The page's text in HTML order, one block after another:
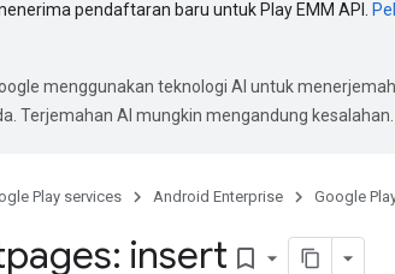
pendaftaran baru untuk Play EMM API.
menggunakan teknologi AI untuk
Terjemahan AI mungkin mengandung kesalahan.
Play services Android Enterprise Google
insert bookmark_border